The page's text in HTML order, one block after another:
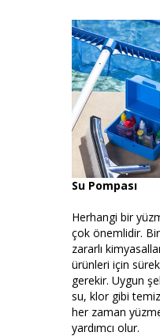
Su Pompası
Herhangi bir
çok önemlidir.
zararlı
ürünleri için
gerekir. Uygun
su, klor gibi
her zaman
yardımcı olur.